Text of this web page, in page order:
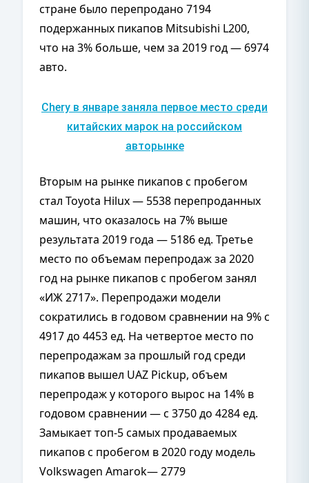
стране было перепродано 7194
подержанных пикапов Mitsubishi L200,
что на 3% больше, чем за 2019 год — 6974
авто.
Chery в январе заняла первое место среди
китайских марок на российском
авторынке
Вторым на рынке пикапов с пробегом
стал Toyota Hilux — 5538 перепроданных
машин, что оказалось на 7% выше
результата 2019 года — 5186 ед. Третье
место по объемам перепродаж за 2020
год на рынке пикапов с пробегом занял
«ИЖ 2717». Перепродажи модели
сократились в годовом сравнении на 9% с
4917 до 4453 ед. На четвертое место по
перепродажам за прошлый год среди
пикапов вышел UAZ Pickup, объем
перепродаж у которого вырос на 14% в
годовом сравнении — с 3750 до 4284 ед.
Замыкает топ-5 самых продаваемых
пикапов с пробегом в 2020 году модель
Volkswagen Amarok— 2779